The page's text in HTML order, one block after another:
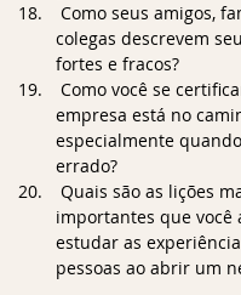
colegas descrevem
fortes e fracos?
empresa está no
especialmente
errado?
importantes que você
estudar as
pessoas ao abrir um